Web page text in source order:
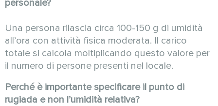
personale?
Una persona rilascia circa 100-150 g di umidità
all’ora con attività fisica moderata. Il carico
totale si calcola moltiplicando questo valore per
il numero di persone presenti nel locale.
Perché è importante specificare il punto di
rugiada e non l’umidità relativa?